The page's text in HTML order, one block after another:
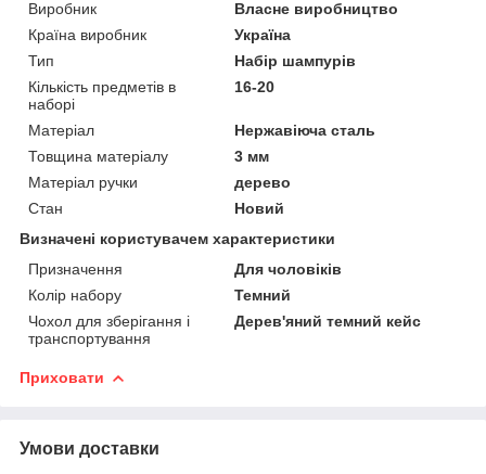
Виробник
Власне виробництво
Країна виробник
Україна
Тип
Набір шампурів
Кількість предметів в
наборі
16-20
Матеріал
Нержавіюча сталь
Товщина матеріалу
3 мм
Матеріал ручки
дерево
Стан
Новий
Визначені користувачем характеристики
Призначення
Для чоловіків
Колір набору
Темний
Чохол для зберігання і
транспортування
Дерев'яний темний кейс
Приховати
Умови доставки